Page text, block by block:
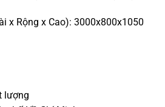
x Rộng x Cao): 3000x800x1050
lượng